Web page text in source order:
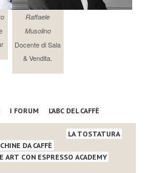
Raffaele
Musolino
Docente di Sala
& Vendita.
I FORUM
L’ABC DEL CAFFÈ
DA CAFFÈ
LA TOSTATURA
ART CON ESPRESSO ACADEMY